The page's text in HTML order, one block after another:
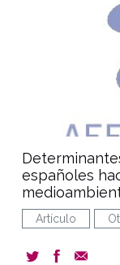
españoles
Artículo